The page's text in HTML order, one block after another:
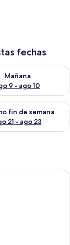
fechas
9
Mañana
9 - ago 10
disponibilidad
ago 14 -
fin de semana
21 - ago 23
disponibilidad
de hotel con cama,